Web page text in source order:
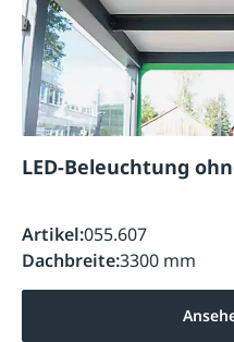
LED-
Artikel:055.607
Dachbreite:3300 mm